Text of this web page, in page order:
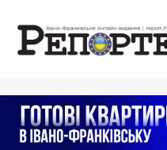
вмісту